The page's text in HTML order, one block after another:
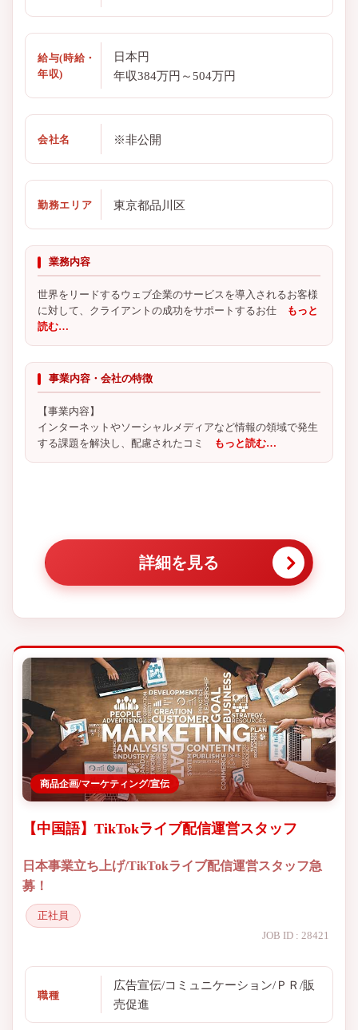
給与(時給・
年収)
日本円
年収384万円～504万円
会社名 ※非公開
勤務エリア 東京都品川区
業務内容
世界をリードするウェブ企業のサービスを導入されるお客様
に対して、クライアントの成功をサポートするお仕 もっと
読む…
事業内容・会社の特徴
【事業内容】
インターネットやソーシャルメディアなど情報の領域で発生
する課題を解決し、配慮されたコミ
もっと読む…
詳細を見る
商品企画/マーケティング/宣伝
【中国語】TikTokライブ配信運営スタッフ
日本事業立ち上げ/TikTokライブ配信運営スタッフ急
募！
正社員
JOB ID : 28421
職種
広告宣伝/コミュニケーション/ＰＲ/販
売促進